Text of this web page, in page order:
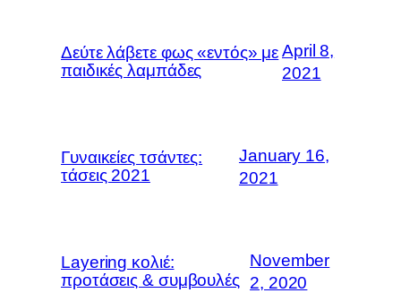
Δεύτε λάβετε φως «εντός» με
παιδικές λαμπάδες
April 8,
2021
Γυναικείες τσάντες:
τάσεις 2021
January 16,
2021
Layering κολιέ:
προτάσεις & συμβουλές
November
2, 2020